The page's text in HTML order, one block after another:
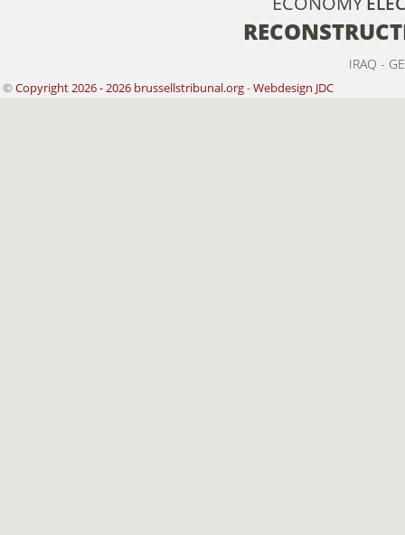
IRAQ -
© Copyright 2026 - 2026 brussellstribunal.org-Webdesign JDC